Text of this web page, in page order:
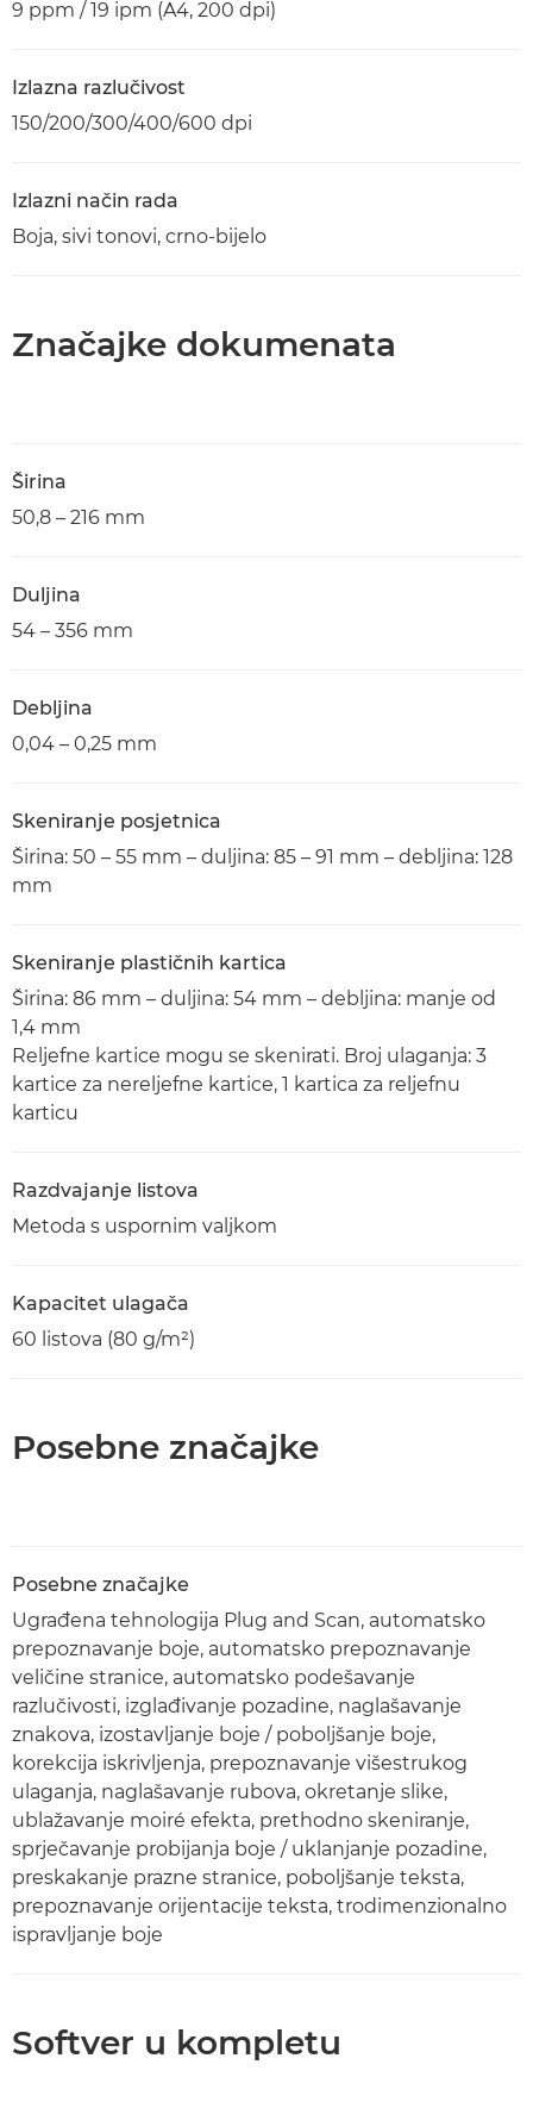
9 ppm / 19 ipm (A4, 200 dpi)
Izlazna razlučivost
150/200/300/400/600 dpi
Izlazni način rada
Boja, sivi tonovi, crno-bijelo
Značajke dokumenata
Širina
50,8 – 216 mm
Duljina
54 – 356 mm
Debljina
0,04 – 0,25 mm
Skeniranje posjetnica
Širina: 50 – 55 mm – duljina: 85 – 91 mm – debljina: 128
mm
Skeniranje plastičnih kartica
Širina: 86 mm – duljina: 54 mm – debljina: manje od
1,4 mm
Reljefne kartice mogu se skenirati. Broj ulaganja: 3
kartice za nereljefne kartice, 1 kartica za reljefnu
karticu
Razdvajanje listova
Metoda s uspornim valjkom
Kapacitet ulagača
60 listova (80 g/m²)
Posebne značajke
Posebne značajke
Ugrađena tehnologija Plug and Scan, automatsko
prepoznavanje boje, automatsko prepoznavanje
veličine stranice, automatsko podešavanje
razlučivosti, izglađivanje pozadine, naglašavanje
znakova, izostavljanje boje / poboljšanje boje,
korekcija iskrivljenja, prepoznavanje višestrukog
ulaganja, naglašavanje rubova, okretanje slike,
ublažavanje moiré efekta, prethodno skeniranje,
sprječavanje probijanja boje / uklanjanje pozadine,
preskakanje prazne stranice, poboljšanje teksta,
prepoznavanje orijentacije teksta, trodimenzionalno
ispravljanje boje
Softver u kompletu